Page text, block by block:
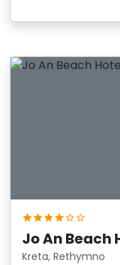
Jo An Beach
Kreta, Rethymno